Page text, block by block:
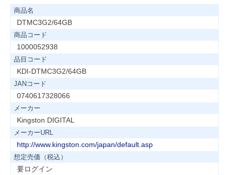
商品名
DTMC3G2/64GB
商品コード
1000052938
品目コード
KDI-DTMC3G2/64GB
JANコード
0740617328066
メーカー
Kingston DIGITAL
メーカーURL
http://www.kingston.com/japan/default.asp
想定売価（税込）
要ログイン